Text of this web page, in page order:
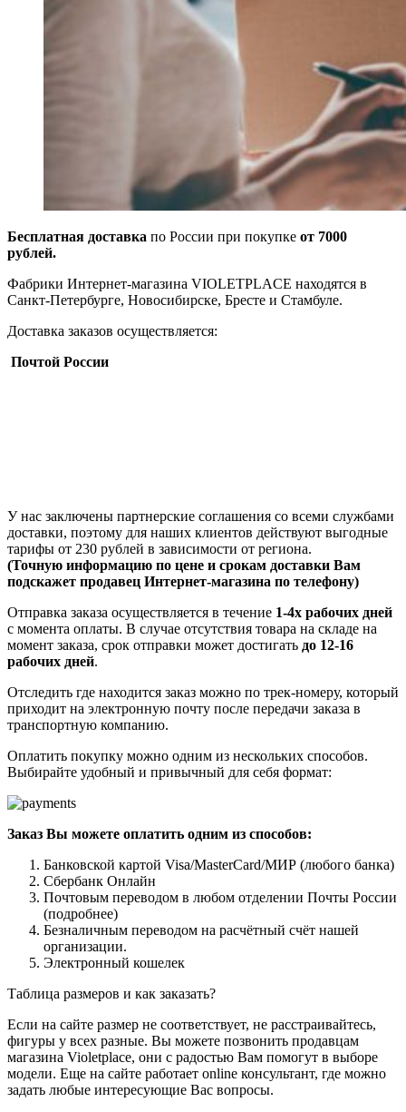
Бесплатная доставка по России при покупке от 7000
рублей.
Фабрики Интернет-магазина VIOLETPLACE находятся в
Санкт-Петербурге, Новосибирске, Бресте и Стамбуле.
Доставка заказов осуществляется:
Почтой России
У нас заключены партнерские соглашения со всеми службами
доставки, поэтому для наших клиентов действуют выгодные
тарифы от 230 рублей в зависимости от региона.
(Точную информацию по цене и срокам доставки Вам
подскажет продавец Интернет-магазина по телефону)
Отправка заказа осуществляется в течение 1-4х рабочих дней
с момента оплаты. В случае отсутствия товара на складе на
момент заказа, срок отправки может достигать до 12-16
рабочих дней.
Отследить где находится заказ можно по трек-номеру, который
приходит на электронную почту после передачи заказа в
транспортную компанию.
Оплатить покупку можно одним из нескольких способов.
Выбирайте удобный и привычный для себя формат:
Заказ Вы можете оплатить одним из способов:
Банковской картой Visa/MasterCard/МИР (любого банка)
Сбербанк Онлайн
Почтовым переводом в любом отделении Почты России
(подробнее)
Безналичным переводом на расчётный счёт нашей
организации.
Электронный кошелек
Таблица размеров и как заказать?
Если на сайте размер не соответствует, не расстраивайтесь,
фигуры у всех разные. Вы можете позвонить продавцам
магазина Violetplace, они с радостью Вам помогут в выборе
модели. Еще на сайте работает online консультант, где можно
задать любые интересующие Вас вопросы.